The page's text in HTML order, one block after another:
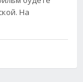
На